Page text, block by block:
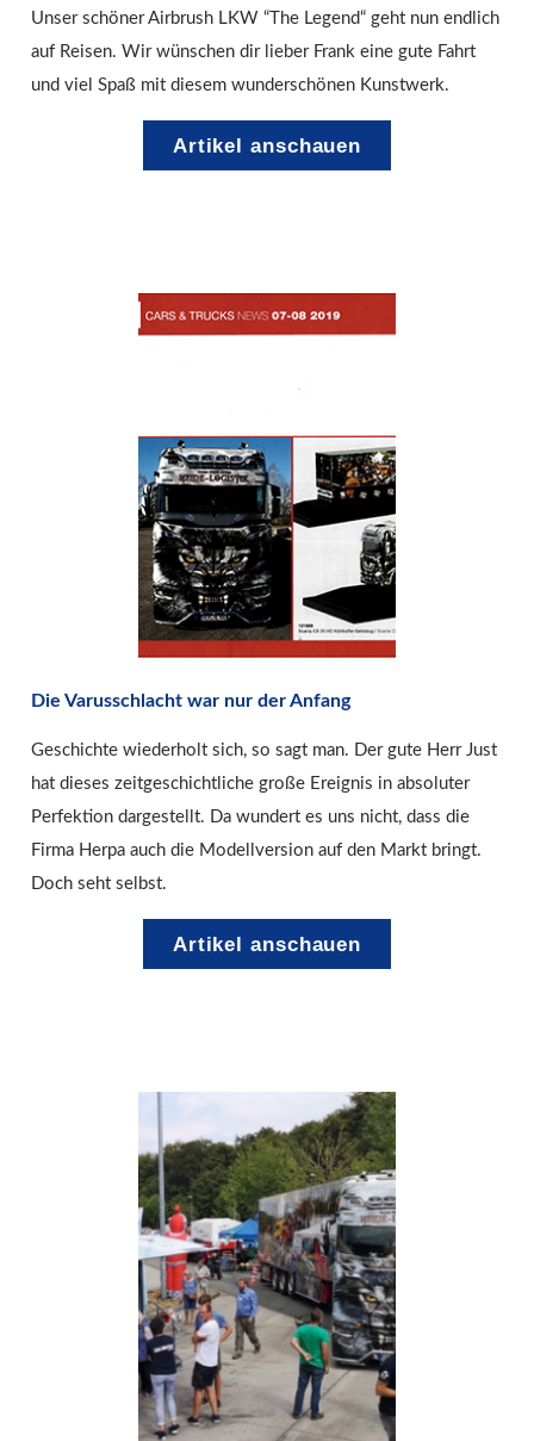
Unser schöner Airbrush LKW “The Legend“ geht nun endlich
auf Reisen. Wir wünschen dir lieber Frank eine gute Fahrt
und viel Spaß mit diesem wunderschönen Kunstwerk.
Artikel anschauen
Die Varusschlacht war nur der Anfang
Geschichte wiederholt sich, so sagt man. Der gute Herr Just
hat dieses zeitgeschichtliche große Ereignis in absoluter
Perfektion dargestellt. Da wundert es uns nicht, dass die
Firma Herpa auch die Modellversion auf den Markt bringt.
Doch seht selbst.
Artikel anschauen